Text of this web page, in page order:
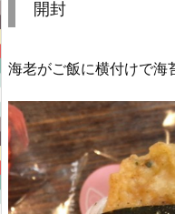
開封
海老がご飯に横付けで海